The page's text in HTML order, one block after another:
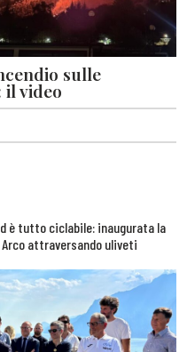
sulle
video
è tutto ciclabile: inaugurata la
attraversando uliveti